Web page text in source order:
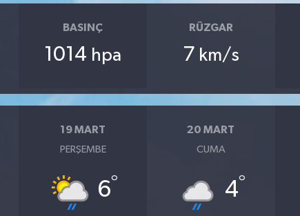
BASINÇ
1014 hpa
RÜZGAR
7 km/s
19 MART
PERŞEMBE
6°
20 MART
CUMA
4°